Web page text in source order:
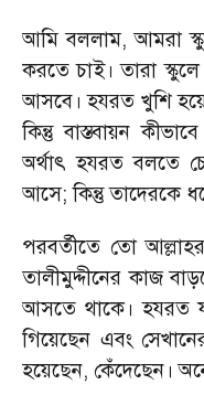
আমি বললাম,আমরা
করতে চাই। তারা স্কুলে
আসবে। হযরত খুশি
কিন্তু বাস্তবায়ন
অর্থাৎ হযরত বলতে
আসে;কিন্তু তাদেরকে
পরবর্তীতে তো
তালীমুদ্দীনের কাজ
আসতে থাকে। হযরত
গিয়েছেন এবং
হয়েছেন, কেঁদেছেন।